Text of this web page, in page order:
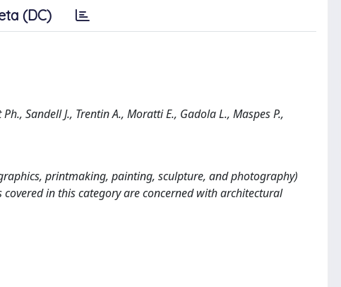
(DC)
Sandell J., Trentin A., Moratti E., Gadola L., Maspes P.,
printmaking, painting, sculpture, and photography)
in this category are concerned with architectural